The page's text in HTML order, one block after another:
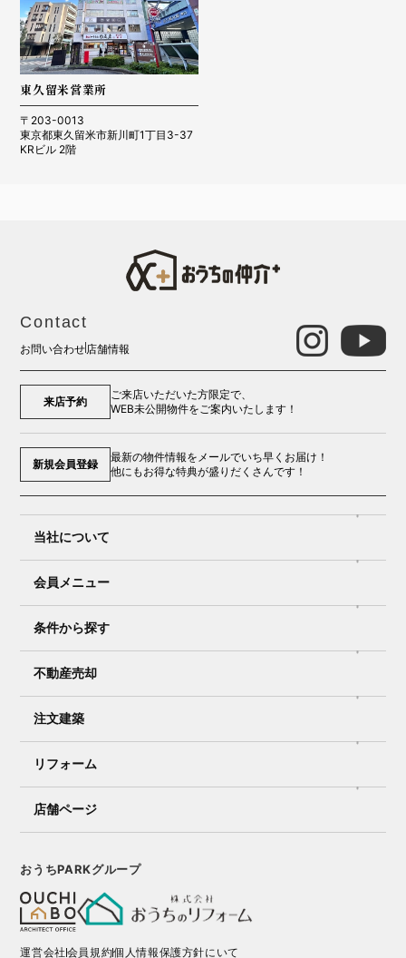
東久留米営業所
〒203-0013
東京都東久留米市新川町1丁目3-37
KRビル 2階
Contact
お問い合わせ 店舗情報
来店予約
ご来店いただいた方限定で、
WEB未公開物件をご案内いたします！
新規会員登録
最新の物件情報をメールでいち早くお届け！
他にもお得な特典が盛りだくさんです！
当社について
会員メニュー
条件から探す
不動産売却
注文建築
リフォーム
店舗ページ
おうちPARKグループ
運営会社会員規約個人情報保護方針にいて